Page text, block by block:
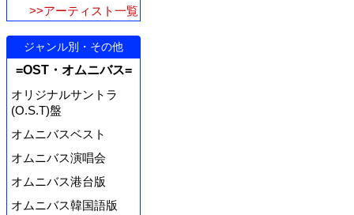
>>アーティスト一覧
ジャンル別・その他
=OST・オムニバス=
オリジナルサントラ
(O.S.T)盤
オムニバスベスト
オムニバス演唱会
オムニバス港台版
オムニバス韓国語版